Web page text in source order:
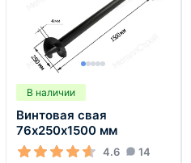
В наличии
Винтовая свая
76х250х1500 мм
4.6 14